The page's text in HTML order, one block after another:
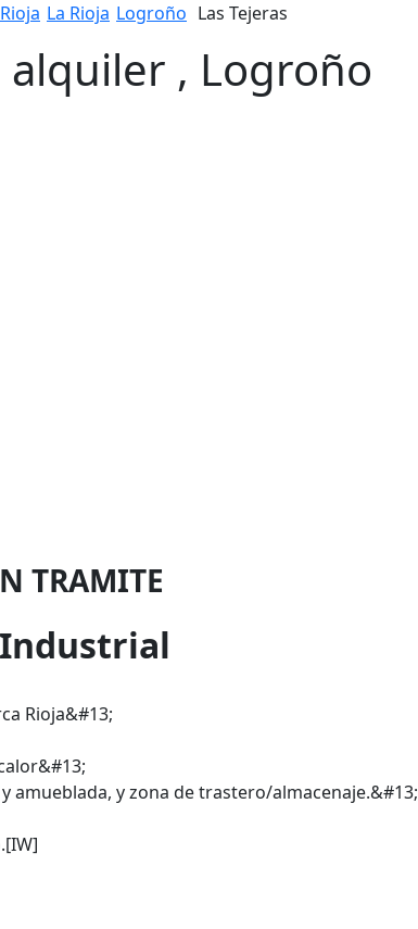
La Rioja Logroño Las Tejeras
, Logroño
TRAMITE
Rioja&#13;
amueblada, y zona de trastero/almacenaje.&#13;